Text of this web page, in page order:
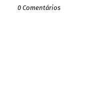
0 Comentários